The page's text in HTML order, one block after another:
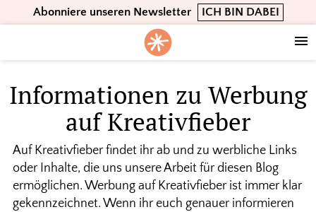
to
to
to
Abonniere unseren Newsletter ICH BIN DABEI
Informationen zu Werbung
auf Kreativfieber
Auf Kreativfieber findet ihr ab und zu werbliche Links
oder Inhalte, die uns unsere Arbeit für diesen Blog
ermöglichen. Werbung auf Kreativfieber ist immer klar
gekennzeichnet. Wenn ihr euch genauer informieren